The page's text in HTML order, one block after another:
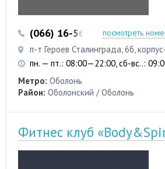
(066) 16-56-226посмотреть
п-т Героев Сталинграда, 6б,
пн. — пт.: 08:00—22:00, сб-вс..:
Метро: Оболонь
Район: Оболонский / Оболонь
Фитнес клуб